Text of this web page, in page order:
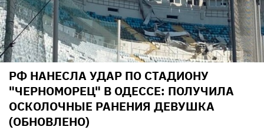
РФ НАНЕСЛА УДАР ПО СТАДИОНУ
"ЧЕРНОМОРЕЦ" В ОДЕССЕ: ПОЛУЧИЛА
ОСКОЛОЧНЫЕ РАНЕНИЯ ДЕВУШКА
(ОБНОВЛЕНО)